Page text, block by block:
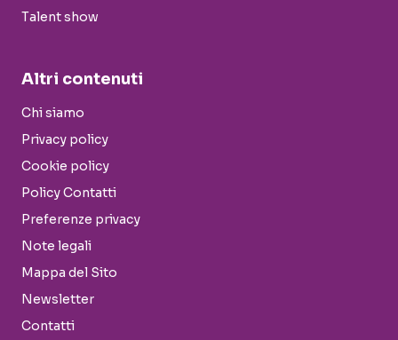
Talent show
Altri contenuti
Chi siamo
Privacy policy
Cookie policy
Policy Contatti
Preferenze privacy
Note legali
Mappa del Sito
Newsletter
Contatti